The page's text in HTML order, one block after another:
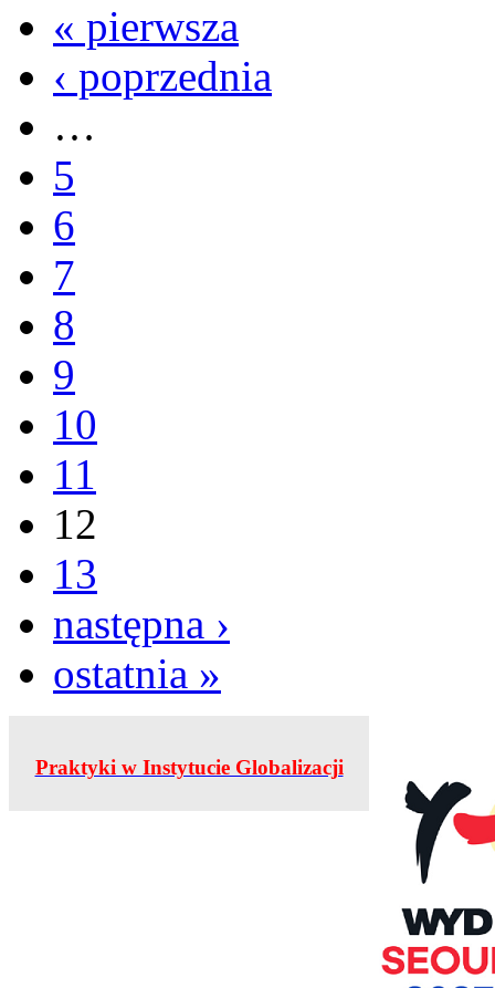
« pierwsza
‹ poprzednia
…
5
6
7
8
9
10
11
12
13
następna ›
ostatnia »
Praktyki w Instytucie Globalizacji